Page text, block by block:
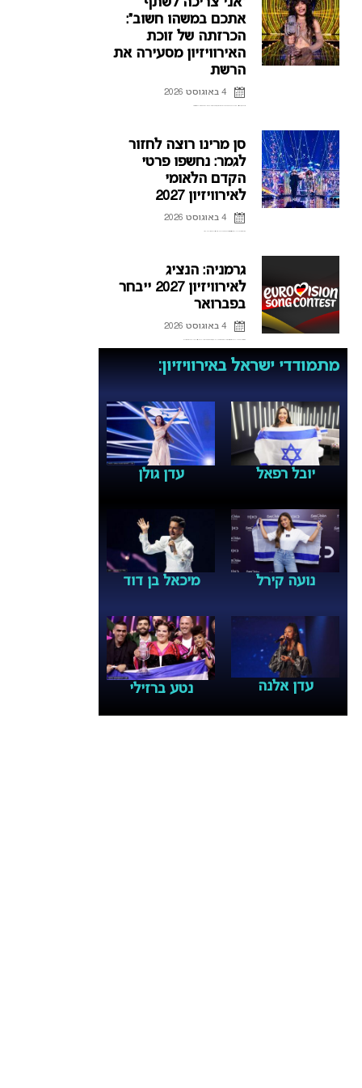
אתכם במשהו חשוב”:
הכרזתה של זוכת
האירוויזיון מסעירה את
הרשת
4 באוגוסט 2026
סן מרינו רוצה לחזור
לגמר: נחשפו פרטי
הקדם הלאומי
לאירוויזיון 2027
4 באוגוסט 2026
גרמניה: הנציג
לאירוויזיון 2027 ייבחר
בפברואר
4 באוגוסט 2026
מתמודדי ישראל באירוויזיון:
יובל רפאל עדן גולן
נועה קירל מיכאל בן דוד
עדן אלנה נטע ברזילי